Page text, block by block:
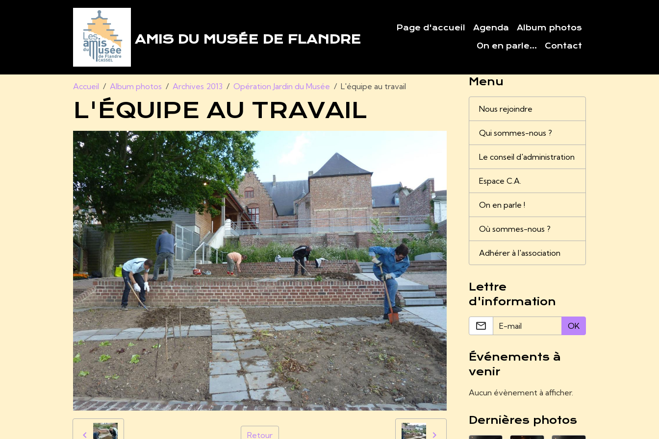
AMIS DU MUSÉE DE FLANDRE
Page d'accueil Agenda Album photos
On en parle... Contact
Accueil Album photos Archives 2013 Opération Jardin du Musée L'équipe au travail
L'ÉQUIPE AU TRAVAIL
Retour
Menu
Nous rejoindre
Qui sommes-nous ?
Le conseil d'administration
Espace C.A.
On en parle !
Où sommes-nous ?
Adhérer à l'association
Lettre
d'information
OK
Événements à
venir
Aucun évènement à afficher.
Dernières photos